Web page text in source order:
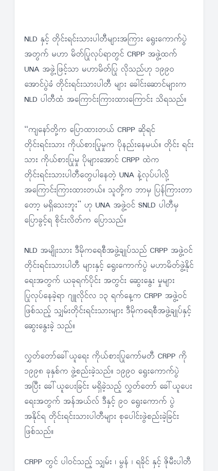
NLD နှင့် တိုင်းရင်းသားပါတီများအကြား ရွေးကောက်ပွဲ
အတွက် မဟာ မိတ်ပြုလုပ်ရာတွင် CRPP အဖွဲ့ထက်
UNA အဖွဲ့ဖြင့်သာ မဟာမိတ်ပြု လိုသည်ဟု ၁၉၉၀
အောင်ပွဲခံ တိုင်းရင်းသားပါတီ များ ခေါင်းဆောင်များက
NLD ပါတီထံ အကြောင်းကြားထားကြောင်း သိရသည်။
“ကျနော်တို့က ပြောထားတယ် CRPP ဆိုရင်
တိုင်းရင်းသား ကိုယ်စားပြုမှုက ပိုနည်းနေမယ်။ တိုင်း ရင်း
သား ကိုယ်စားပြုမှု ပိုများအောင် CRPP ထဲက
တိုင်းရင်းသားပါတီတွေပါနေတဲ့ UNA နဲ့လုပ်ပါလို့
အကြောင်းကြားထားတယ်။ သူတို့က ဘာမှ ပြန်ကြားတာ
တော့ မရှိသေးဘူး” ဟု UNA အဖွဲ့ဝင် SNLD ပါတီမှ
ပြောခွင့်ရ စိုင်းလိတ်က ပြောသည်။
NLD အမျိုးသား ဒီမိုကရေစီအဖွဲ့ချုပ်သည် CRPP အဖွဲ့ဝင်
တိုင်းရင်းသားပါတီ များနှင့် ရွေးကောက်ပွဲ မဟာမိတ်ဖွဲ့နိုင်
ရေးအတွက် ယခုရက်ပိုင်း အတွင်း ဆွေးနွေး မှုများ
ပြုလုပ်နေခဲ့ရာ ဂျူလိုင်လ ၁၃ ရက်နေ့က CRPP အဖွဲ့ဝင်
ဖြစ်သည့် သျှမ်းတိုင်းရင်းသားများ ဒီမိုကရေစီအဖွဲ့ချုပ်နှင့်
ဆွေးနွေးခဲ့ သည်။
လွှတ်တော်ခေါ်ယူရေး ကိုယ်စားပြုကော်မတီ CRPP ကို
၁၉၉၈ ခုနှစ်က ဖွဲ့စည်းခဲ့သည်။ ၁၉၉၀ ရွေးကောက်ပွဲ
အပြီး ခေါ်ယူပေးခြင်း မရှိခဲ့သည့် လွှတ်တော် ခေါ်ယူပေး
ရေးအတွက် အန်အယ်လ် ဒီနှင့် ၉၀ ရွေးကောက် ပွဲ
အနိုင်ရ တိုင်းရင်းသားပါတီများ စုပေါင်းဖွဲစည်းခဲ့ခြင်း
ဖြစ်သည်။
CRPP တွင် ပါဝင်သည့် သျှမ်း ၊ မွန် ၊ ရခိုင် နှင့် ဇိုမီးပါတီ